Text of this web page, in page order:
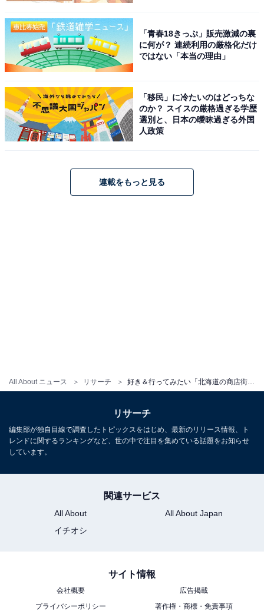
All About ニュース リサーチ
「アクセスも良く、北海道の新鮮な海鮮が低価格で
楽しめるから」（20代女性／東京都）
※回答者からのコメントは原文ママです
※記事内容は執筆時点のものです。最新の内容をご確認
ください
実している“北海道の道の駅”ランキング1位
が有能すぎる！【2026年調査】
好き＆行ってみたい「青森県の商店街・市場」
【2026年調査】
「青春18きっぷ」販売激減の裏
に何が？ 連続利用の厳格化だけ
ではない「本当の理由」
「移民」に冷たいのはどっちな
のか？ スイスの厳格過ぎる学歴
選別と、日本の曖昧過ぎる外国
人政策
連載をもっと見る
リサーチ
編集部が独自目線で調査したトピックスをはじめ、最新のリリース情報、ト
レンドに関するランキングなど、世の中で注目を集めている話題をお知らせ
しています。
関連サービス
All About
All About Japan
イチオシ
サイト情報
会社概要
広告掲載
プライバシーポリシー
著作権・商標・免責事項